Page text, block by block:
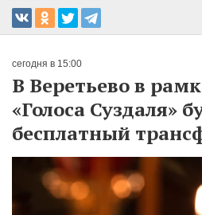
сегодня в 15:00
В Веретьево в
«Голоса Суздаля»
бесплатный